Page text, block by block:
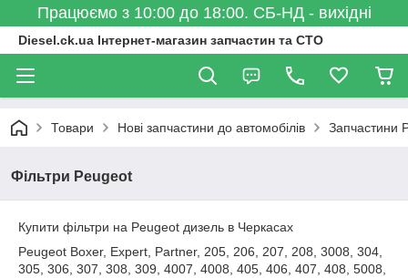
Працюємо з 10:00 до 18:00. СБ-НД - вихідні
Diesel.ck.ua Інтернет-магазин запчастин та СТО
Товари Нові запчастини до автомобілів Запчастини
Фільтри Peugeot
Купити фільтри на Peugeot дизель в Черкасах
Peugeot Boxer, Expert, Partner, 205, 206, 207, 208, 3008, 304,
305, 306, 307, 308, 309, 4007, 4008, 405, 406, 407, 408, 5008,